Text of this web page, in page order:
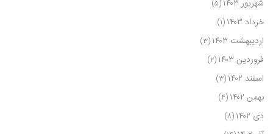
شهریور ۱۴۰۳ (۵)
خرداد ۱۴۰۳ (۱)
اردیبهشت ۱۴۰۳ (۳)
فروردین ۱۴۰۳ (۲)
اسفند ۱۴۰۲ (۳)
بهمن ۱۴۰۲ (۴)
دی ۱۴۰۲ (۸)